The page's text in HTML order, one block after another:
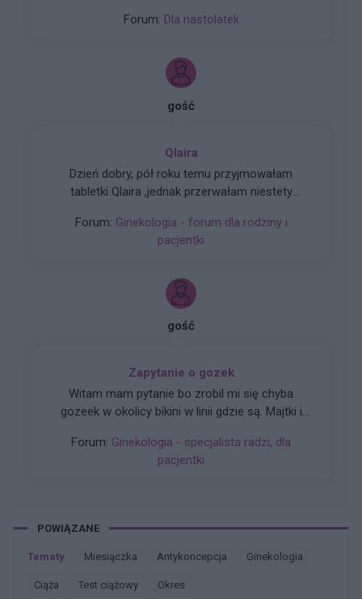
ból (ostry , kłujący , bardziej w środku odbytu).
może być ?? . Liczę na pozytywne komentarze ,
z góry dzięki. Czasami mogę nie odpisywać ,
Forum: Dla nastolatek
gość
Qlaira
Dzień dobry, pół roku temu przyjmowałam
tabletki Qlaira ,jednak przerwałam niestety
Zaczęłam znowu przyjmować tabletki mimo iż
jestem 2 tygodnie po okresie ,dziś wezmę 5
pierwszą tabletkę ?
Forum: Ginekologia - forum dla rodziny i
pacjentki
gość
Zapytanie o gozek
Witam mam pytanie bo zrobil mi się chyba
gozeek w okolicy bikini w linii gdzie są. Majtki i
zeby sprawdził czy się wsiąknie sam czysto coś
innego
Forum: Ginekologia - specjalista radzi, dla
pacjentki
POWIĄZANE
Tematy miesiączka antykoncepcja ginekologia
ciąża test ciążowy okres